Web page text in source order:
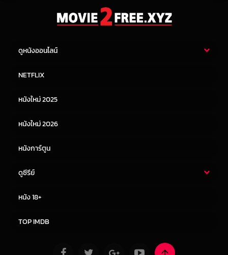
ดูหนังออนไลน์
หนังจีน
NETFLIX
หนังใหม่ 2025
หนังใหม่ 2026
หนังการ์ตูน
ดูซีรีย์
หนัง 18+
TOP IMDB